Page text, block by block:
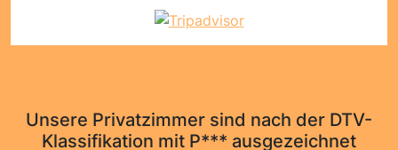
Unsere Privatzimmer sind nach der DTV-
Klassifikation mit P*** ausgezeichnet